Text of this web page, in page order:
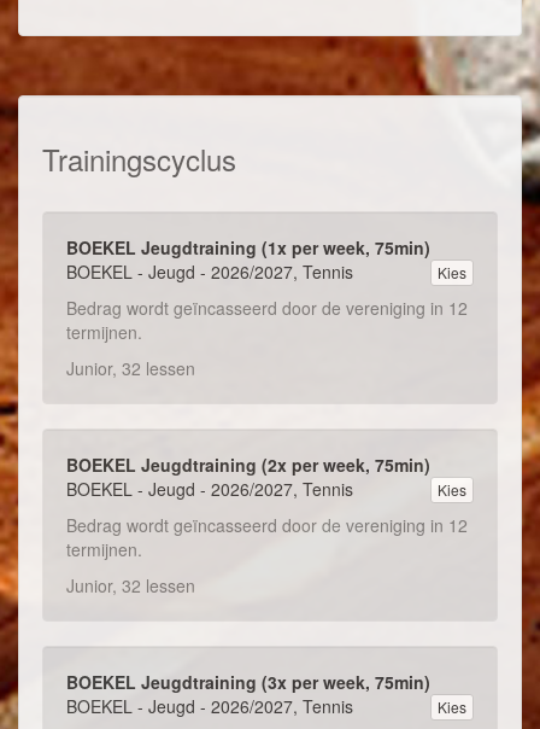
Trainingscyclus
BOEKEL Jeugdtraining (1x per week, 75min)
BOEKEL - Jeugd - 2026/2027, Tennis
Kies
Bedrag wordt geïncasseerd door de vereniging in 12
termijnen.
Junior, 32 lessen
BOEKEL Jeugdtraining (2x per week, 75min)
BOEKEL - Jeugd - 2026/2027, Tennis
Kies
Bedrag wordt geïncasseerd door de vereniging in 12
termijnen.
Junior, 32 lessen
BOEKEL Jeugdtraining (3x per week, 75min)
BOEKEL - Jeugd - 2026/2027, Tennis
Kies